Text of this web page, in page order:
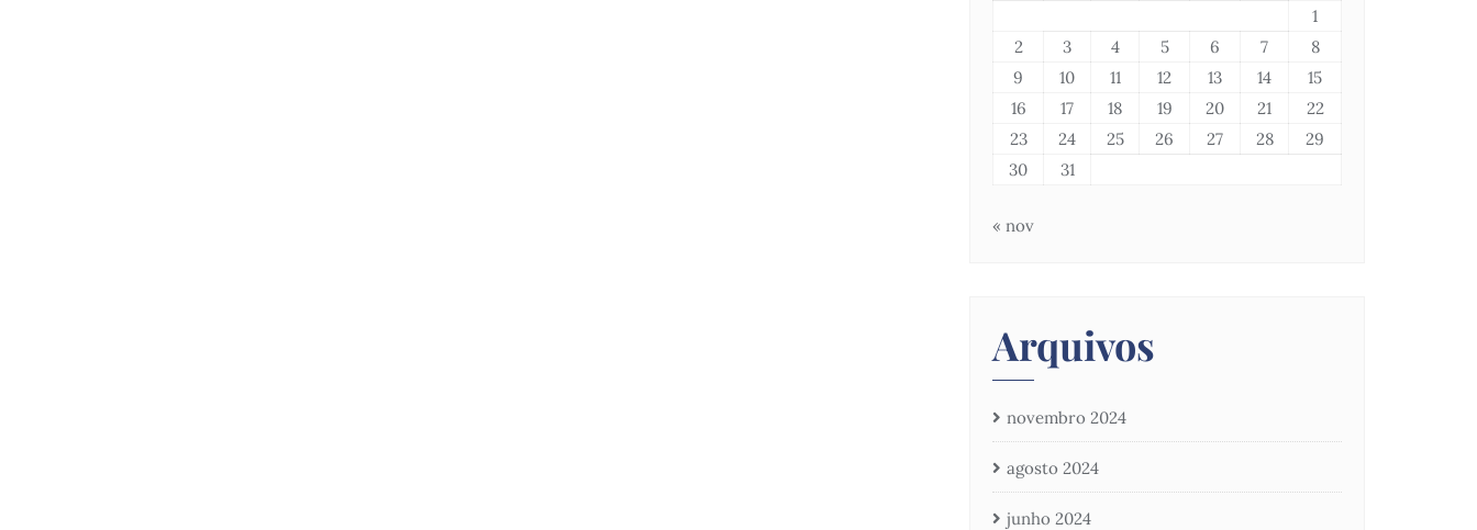
1
2
3 4 5 6 7
8
9
10 11 12 13 14
15
16
17 18 19 20 21
22
23
24 25 26 27 28
29
30
31
« nov
Arquivos
novembro 2024
agosto 2024
junho 2024